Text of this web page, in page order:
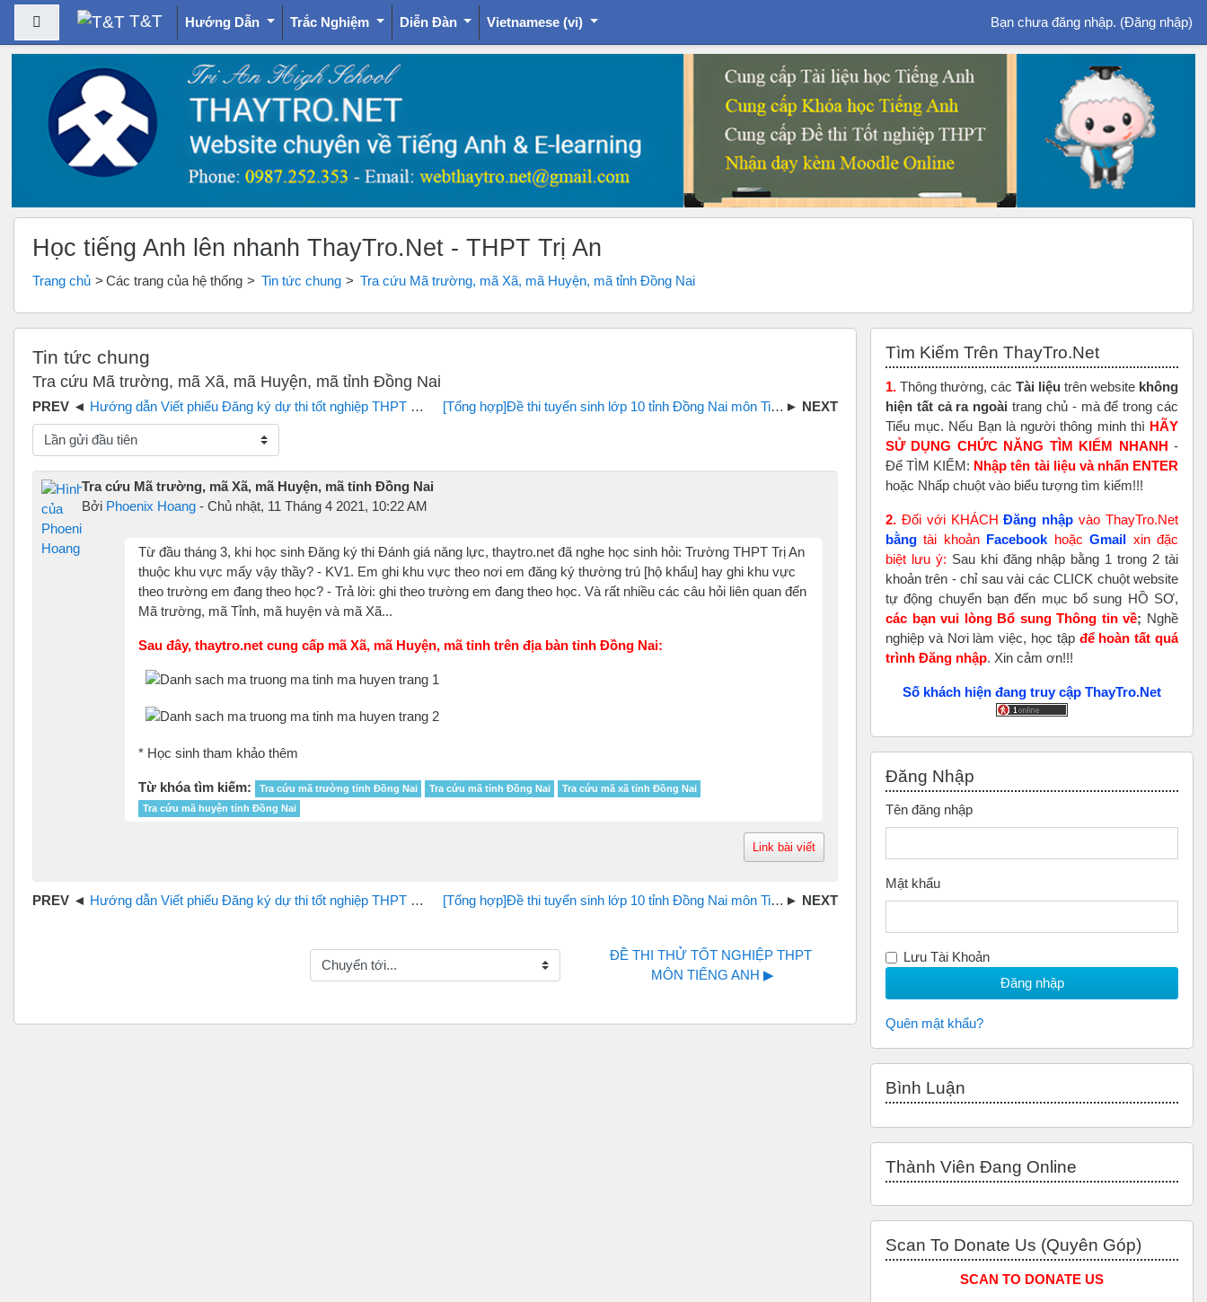
Chuyển tới nội dung chính
Bảng điều khiển cạnh
T&T Hướng Dẫn Trắc Nghiệm Diễn Đàn Vietnamese ‎(vi)‎ Bạn chưa đăng nhập. (Đăng nhập)
Học tiếng Anh lên nhanh ThayTro.Net - THPT Trị An
Trang chủ Các trang của hệ thống Tin tức chung Tra cứu Mã trường, mã Xã, mã Huyện, mã tỉnh Đồng Nai
Tin tức chung
Tra cứu Mã trường, mã Xã, mã Huyện, mã tỉnh Đồng Nai
Hướng dẫn Viết phiếu Đăng ký dự thi tốt nghiệp THPT và Xét tuyển Cao đẳng Đại học [Tổng hợp]Đề thi tuyển sinh lớp 10 tỉnh Đồng Nai môn Tiếng Anh những năm gần đây
độ hiển thị
Tra cứu Mã trường, mã Xã, mã Huyện, mã tỉnh Đồng Nai
Bởi Phoenix Hoang - Chủ nhật, 11 Tháng 4 2021, 10:22 AM
Từ đầu tháng 3, khi học sinh Đăng ký thi Đánh giá năng lực, thaytro.net đã nghe học sinh hỏi: Trường THPT Trị An
thuộc khu vực mấy vậy thầy? - KV1. Em ghi khu vực theo nơi em đăng ký thường trú [hộ khẩu] hay ghi khu vực
theo trường em đang theo học? - Trả lời: ghi theo trường em đang theo học. Và rất nhiều các câu hỏi liên quan đến
Mã trường, mã Tỉnh, mã huyện và mã Xã...
Sau đây, thaytro.net cung cấp mã Xã, mã Huyện, mã tỉnh trên địa bàn tỉnh Đồng Nai:
* Học sinh tham khảo thêm
Từ khóa tìm kiếm: Tra cứu mã trường tỉnh Đồng Nai Tra cứu mã tỉnh Đồng Nai
Tra cứu mã xã tỉnh Đồng Nai
Tra cứu mã huyện tỉnh Đồng Nai
Link bài viết
Hướng dẫn Viết phiếu Đăng ký dự thi tốt nghiệp THPT và Xét tuyển Cao đẳng Đại học [Tổng hợp]Đề thi tuyển sinh lớp 10 tỉnh Đồng Nai môn Tiếng Anh những năm gần đây
Chuyển tới...
ĐỀ THI THỬ TỐT NGHIỆP THPT
MÔN TIẾNG ANH ▶︎
Tìm Kiếm Trên ThayTro.Net
1. Thông thường, các Tài liệu trên website không
hiện tất cả ra ngoài trang chủ - mà để trong các
Tiểu mục. Nếu Bạn là người thông minh thì HÃY
SỬ DỤNG CHỨC NĂNG TÌM KIẾM NHANH -
Để TÌM KIẾM: Nhập tên tài liệu và nhấn ENTER
hoặc Nhấp chuột vào biểu tượng tìm kiếm!!!
2. Đối với KHÁCHĐăng nhập vào ThayTro.Net
bằng tài khoản Facebook hoặcGmail xin đặc
biệt lưu ý: Sau khi đăng nhập bằng 1 trong 2 tài
khoản trên - chỉ sau vài các CLICK chuột website
tự động chuyển bạn đến mục bổ sung HỒ SƠ,
các bạn vui lòng Bổ sung Thông tin về; Nghề
nghiệp và Nơi làm việc, học tập để hoàn tấtquá
trình Đăng nhập. Xin cảm ơn!!!
Số khách hiện đang truy cập ThayTro.Net
Đăng Nhập
Tên đăng nhập
Mật khẩu
Lưu Tài Khoản
Quên mật khẩu?
Bình Luận
Thành Viên Đang Online
Scan To Donate Us (Quyên Góp)
SCAN TO DONATE US